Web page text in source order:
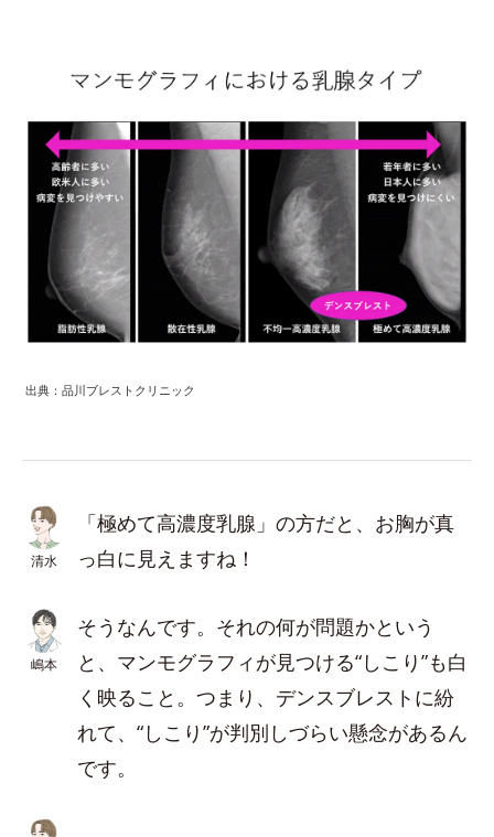
出典：品川ブレストクリニック
清水
「極めて高濃度乳腺」の方だと、お胸が真
っ白に見えますね！
嶋本
そうなんです。それの何が問題かという
と、マンモグラフィが見つける“しこり”も白
く映ること。つまり、デンスブレストに紛
れて、“しこり”が判別しづらい懸念があるん
です。